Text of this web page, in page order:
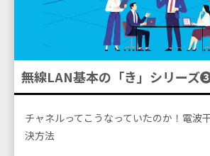
無線LAN基本の「き」シリーズ
チャネルってこうなっていたのか！ 電波
決方法